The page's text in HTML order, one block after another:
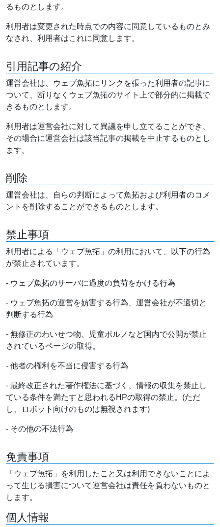
るものとします。
利用者は変更された時点での内容に同意しているものとみ
なされ、利用者はこれに同意します。
引用記事の紹介
運営会社は、ウェブ魚拓にリンクを張った利用者の記事に
ついて、断りなくウェブ魚拓のサイト上で部分的に掲載で
きるものとします。
利用者は運営会社に対して異議を申し立てることができ、
その場合に運営会社は該当記事の掲載を中止するものとし
ます。
削除
運営会社は、自らの判断によって魚拓および利用者のコメ
ントを削除することができるものとします。
禁止事項
利用者による「ウェブ魚拓」の利用において、以下の行為
が禁止されています。
- ウェブ魚拓のサーバに過度の負荷をかける行為
- ウェブ魚拓の運営を妨害する行為、運営会社が不適切と
判断する行為
- 無修正のわいせつ物、児童ポルノなど国内で公開が禁止
されているページの取得。
- 他者の権利を不当に侵害する行為
- 最終改正された著作権法に基づく、情報の収集を禁止し
ている条件を満たすと思われるHPの取得の禁止。(ただ
し、ロボット向けのものは無視されます)
- その他の不法行為
免責事項
「ウェブ魚拓」を利用したこと又は利用できないことによ
って生じる損害について運営会社は責任を負わないものと
します。
個人情報